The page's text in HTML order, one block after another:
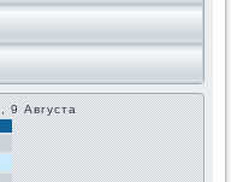
9 Августа